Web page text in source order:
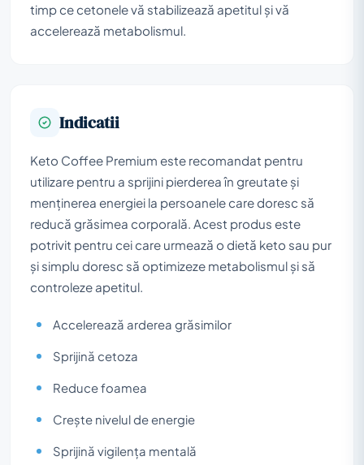
timp ce cetonele vă stabilizează apetitul și vă
accelerează metabolismul.
Indicatii
Keto Coffee Premium este recomandat pentru
utilizare pentru a sprijini pierderea în greutate și
menținerea energiei la persoanele care doresc să
reducă grăsimea corporală. Acest produs este
potrivit pentru cei care urmează o dietă keto sau pur
și simplu doresc să optimizeze metabolismul și să
controleze apetitul.
Accelerează arderea grăsimilor
Sprijină cetoza
Reduce foamea
Crește nivelul de energie
Sprijină vigilența mentală